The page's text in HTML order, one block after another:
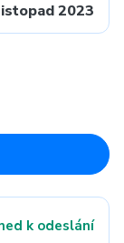
2023
k odeslání